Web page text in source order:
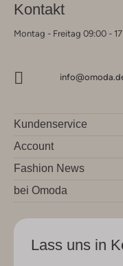
Kontakt
Montag - Freitag 09:00 -
Kundenservice
Account
Fashion News
bei Omoda
Lass uns in